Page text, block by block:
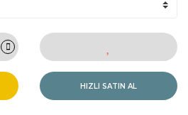
HIZLI SATIN AL